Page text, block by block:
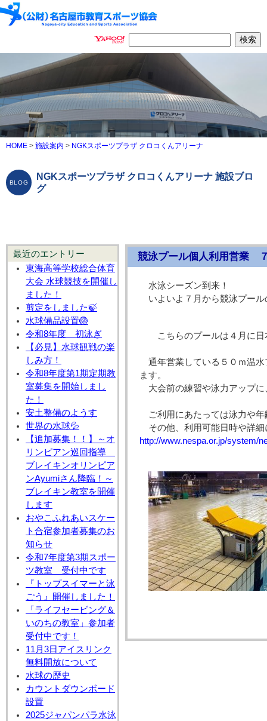
HOME > 施設案内 > NGKスポーツプラザ クロコくんアリーナ
NGKスポーツプラザ クロコくんアリーナ 施設ブロ
グ
最近のエントリー
東海高等学校総合体育
大会 水球競技を開催し
ました！
剪定をしました🍃
水球備品設置🏐
令和8年度 初泳ぎ
【必見】水球観戦の楽
しみ方！
令和8年度第1期定期教
室募集を開始しまし
た！
安土整備のようす
世界の水球💦
【追加募集！！】～オ
リンピアン巡回指導
ブレイキンオリンピア
ンAyumiさん降臨！～
ブレイキン教室を開催
します
おやこふれあいスケー
ト合宿参加者募集のお
知らせ
令和7年度第3期スポー
ツ教室 受付中です
『トップスイマーと泳
ごう』開催しました！
「ライフセービング＆
いのちの教室」参加者
受付中です！
11月3日アイスリンク
無料開放について
水球の歴史
カウントダウンボード
設置
2025ジャパンパラ水泳
競泳プール個人利用営業
水泳シーズン到来！
いよいよ７月から競泳プール
こちらのプールは４月に日
通年営業している５０ｍ温水
ます。
大会前の練習や泳力アップに
ご利用にあたっては泳力や年
その他、利用可能日時や詳細
http://www.nespa.or.jp/system/